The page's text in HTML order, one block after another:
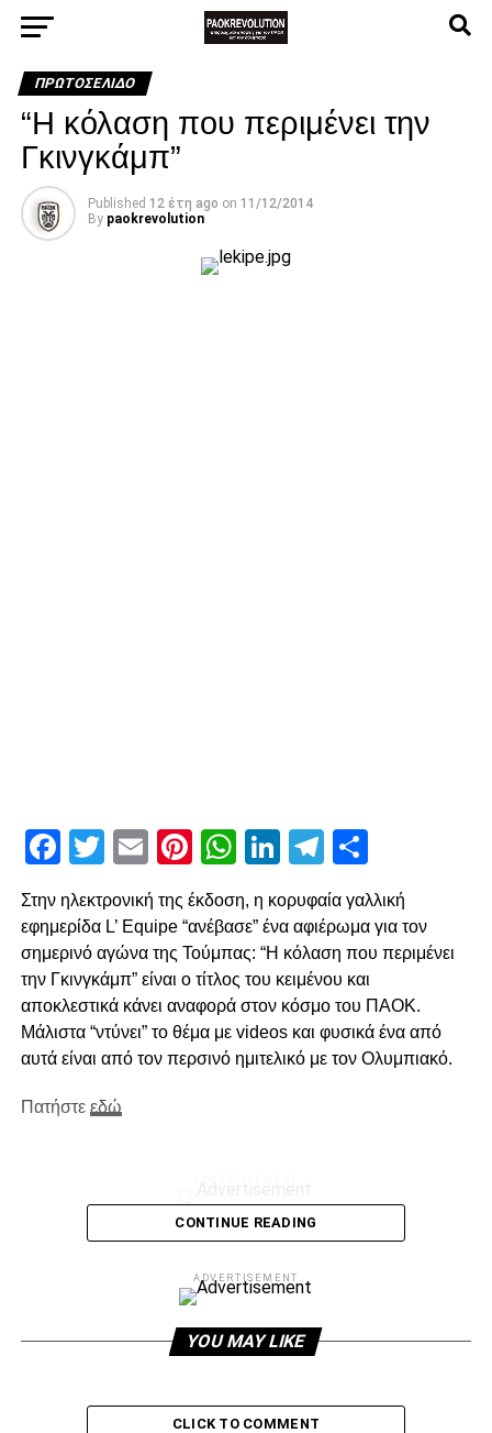
ΠΡΩΤΟΣΈΛΙΔΟ
“Η κόλαση που περιμένει την
Γκινγκάμπ”
Published 12 έτη ago on 11/12/2014
By paokrevolution
Facebook
Twitter
EmailPinterest
WhatsApp
LinkedIn
Telegram
Στην ηλεκτρονική της έκδοση, η κορυφαία γαλλική
εφημερίδα L’ Equipe “ανέβασε” ένα αφιέρωμα για τον
σημερινό αγώνα της Τούμπας: “Η κόλαση που περιμένει
την Γκινγκάμπ” είναι ο τίτλος του κειμένου και
αποκλεστικά κάνει αναφορά στον κόσμο του ΠΑΟΚ.
Μάλιστα “ντύνει” το θέμα με videos και φυσικά ένα από
αυτά είναι από τον περσινό ημιτελικό με τον Ολυμπιακό.
Πατήστε εδώ
Facebook
Twitter
Email
Pinterest
WhatsApp
LinkedIn
H συνέντευξη Τύπου ΠΑΟΚ-Γκινγκάμπ
CONTINUE READING
ADVERTISEMENT
YOU MAY LIKE
CLICK TO COMMENT